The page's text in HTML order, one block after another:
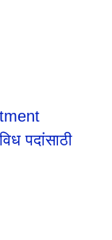
पदांसाठी